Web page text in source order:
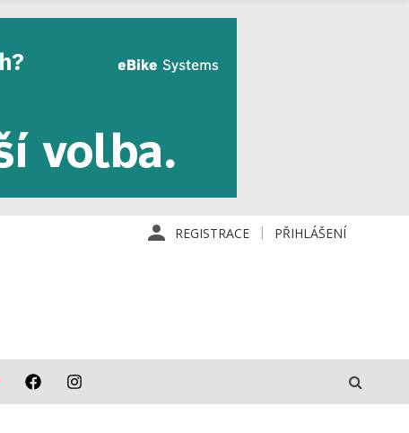
REGISTRACE PŘIHLÁŠENÍ